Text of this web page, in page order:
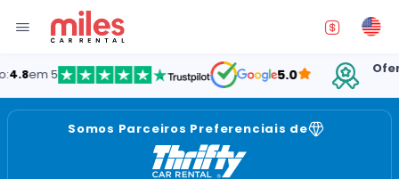
5 5.0
Somos Parceiros Preferenciais de